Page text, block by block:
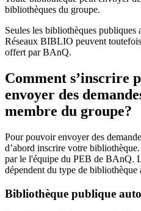
bibliothèques du groupe.
Seules les bibliothèques publiques
Réseaux BIBLIO peuvent
offert par BAnQ.
Comment s’inscrire
envoyer des
membre du groupe?
Pour pouvoir envoyer des
d’abord inscrire votre
par le l'équipe du PEB de BAnQ.
dépendent du type de bibliothèque
Bibliothèque publique